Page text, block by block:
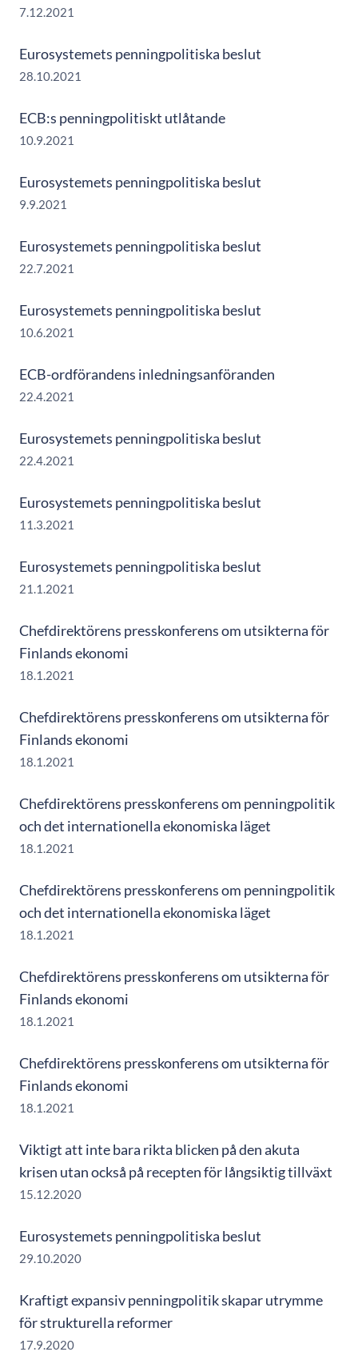
7.12.2021
Eurosystemets penningpolitiska beslut
28.10.2021
ECB:s penningpolitiskt utlåtande
10.9.2021
Eurosystemets penningpolitiska beslut
9.9.2021
Eurosystemets penningpolitiska beslut
22.7.2021
Eurosystemets penningpolitiska beslut
10.6.2021
ECB-ordförandens inledningsanföranden
22.4.2021
Eurosystemets penningpolitiska beslut
22.4.2021
Eurosystemets penningpolitiska beslut
11.3.2021
Eurosystemets penningpolitiska beslut
21.1.2021
Chefdirektörens presskonferens om utsikterna för
Finlands ekonomi
18.1.2021
Chefdirektörens presskonferens om utsikterna för
Finlands ekonomi
18.1.2021
Chefdirektörens presskonferens om penningpolitik
och det internationella ekonomiska läget
18.1.2021
Chefdirektörens presskonferens om penningpolitik
och det internationella ekonomiska läget
18.1.2021
Chefdirektörens presskonferens om utsikterna för
Finlands ekonomi
18.1.2021
Chefdirektörens presskonferens om utsikterna för
Finlands ekonomi
18.1.2021
Viktigt att inte bara rikta blicken på den akuta
krisen utan också på recepten för långsiktig tillväxt
15.12.2020
Eurosystemets penningpolitiska beslut
29.10.2020
Kraftigt expansiv penningpolitik skapar utrymme
för strukturella reformer
17.9.2020